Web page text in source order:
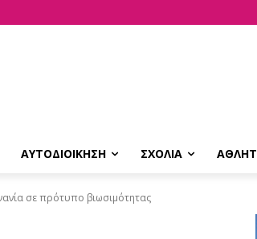
ΑΥΤΟΔΙΟΙΚΗΣΗ ΣΧΟΛΙΑ
σε πρότυπο βιωσιμότητας